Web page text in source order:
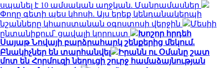
սպանել է 10 ամսական աղջկան. Մանրամասներ
Փողը գետի պես կհոսի. Այս երեք կենդանակերպի
նշանները կհարստանան օգոստոսի վերջին
Մեսիի
ընտանիքում՝ ցավալի կորուստ
Խոշոր հրդեհ
Սայաթ Նովայի բարձրահարկ շենքերից մեկում.
Բնակիչներ են տարհանվել
Իրանն ու Օմանը շատ
մոտ են Հորմուզի նեղուցի շուրջ համաձայնության